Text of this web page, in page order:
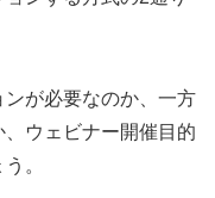
が必要なのか、一方
ウェビナー開催目的
。